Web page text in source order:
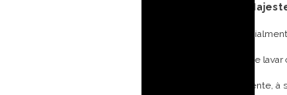
Cuidados com o seu
Lave à mão,
Não utilize máquina de lavar
Deixe secar naturalmente, à